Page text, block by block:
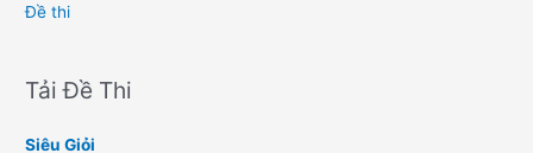
Đề thi
Tải Đề Thi
Siêu Giỏi